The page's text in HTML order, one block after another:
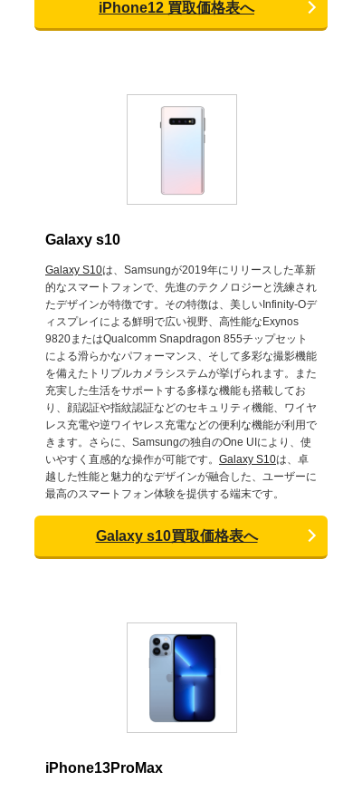
iPhone12 買取価格表へ
Galaxy s10
Galaxy S10は、Samsungが2019年にリリースした革新
的なスマートフォンで、先進のテクノロジーと洗練され
たデザインが特徴です。その特徴は、美しいInfinity-Oデ
ィスプレイによる鮮明で広い視野、高性能なExynos
9820またはQualcomm Snapdragon 855チップセット
による滑らかなパフォーマンス、そして多彩な撮影機能
を備えたトリプルカメラシステムが挙げられます。また
充実した生活をサポートする多様な機能も搭載してお
り、顔認証や指紋認証などのセキュリティ機能、ワイヤ
レス充電や逆ワイヤレス充電などの便利な機能が利用で
きます。さらに、Samsungの独自のOne UIにより、使
いやすく直感的な操作が可能です。 Galaxy S10は、卓
越した性能と魅力的なデザインが融合した、ユーザーに
最高のスマートフォン体験を提供する端末です。
Galaxy s10買取価格表へ
iPhone13ProMax